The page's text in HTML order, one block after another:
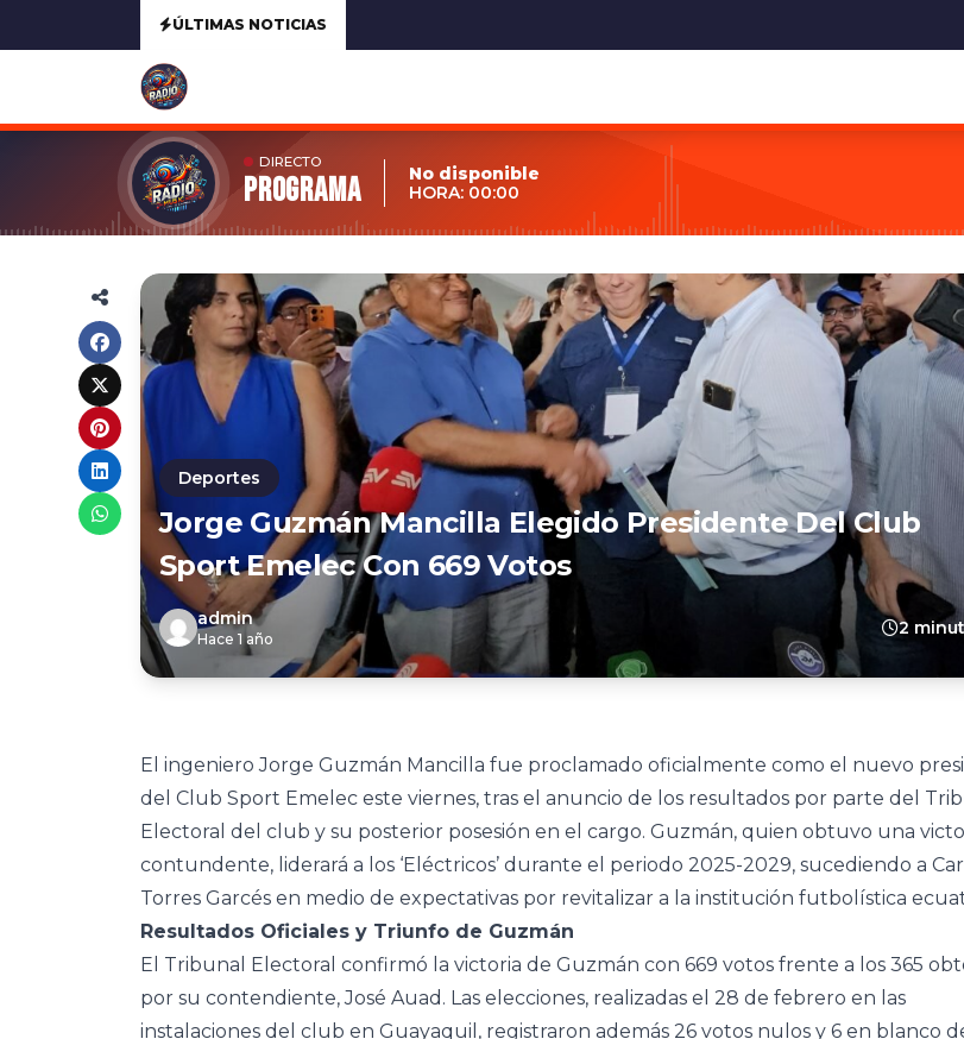
ÚLTIMAS NOTICIAS
DIRECTO
Programa
No disponible
HORA: 00:00
Deportes
Jorge Guzmán Mancilla Elegido Presidente Del Club
Sport Emelec Con 669 Votos
admin
Hace 1 año
2
El ingeniero Jorge Guzmán Mancilla fue proclamado oficialmente como el nuevo
del Club Sport Emelec este viernes, tras el anuncio de los resultados por parte del
Electoral del club y su posterior posesión en el cargo. Guzmán, quien obtuvo una
contundente, liderará a los ‘Eléctricos’ durante el periodo 2025-2029, sucediendo a
Torres Garcés en medio de expectativas por revitalizar a la institución futbolística
Resultados Oficiales y Triunfo de Guzmán
El Tribunal Electoral confirmó la victoria de Guzmán con 669 votos frente a los 365
por su contendiente, José Auad. Las elecciones, realizadas el 28 de febrero en las
instalaciones del club en Guayaquil, registraron además 26 votos nulos y 6 en blanco